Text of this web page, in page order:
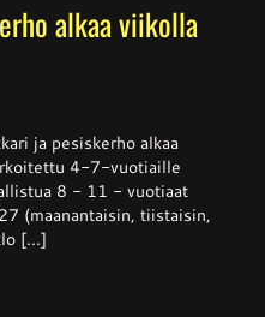
alkaa viikolla
ja pesiskerho alkaa
4-7-vuotiaille
8 - 11 - vuotiaat
(maanantaisin, tiistaisin,
[...]